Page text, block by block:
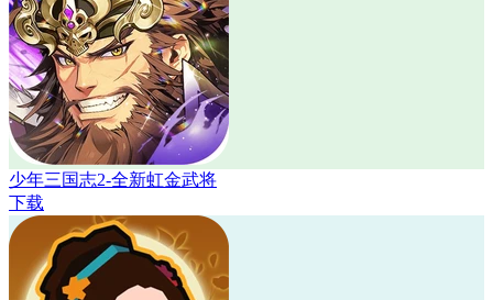
少年三国志2-全新虹金武将
下载